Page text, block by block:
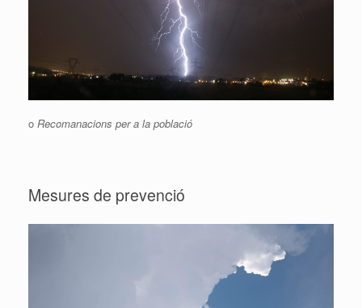
o Recomanacions per a la població
Mesures de prevenció